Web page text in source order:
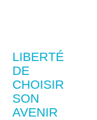
LIBERTÉ
DE
CHOISIR
SON
AVENIR